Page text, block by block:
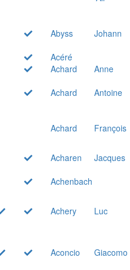
Abyss
Johann
Acéré
Achard
Anne
Achard
Antoine
Achard
François
Acharen
Jacques
Achenbach
Achery
Luc
Aconcio Giacomo